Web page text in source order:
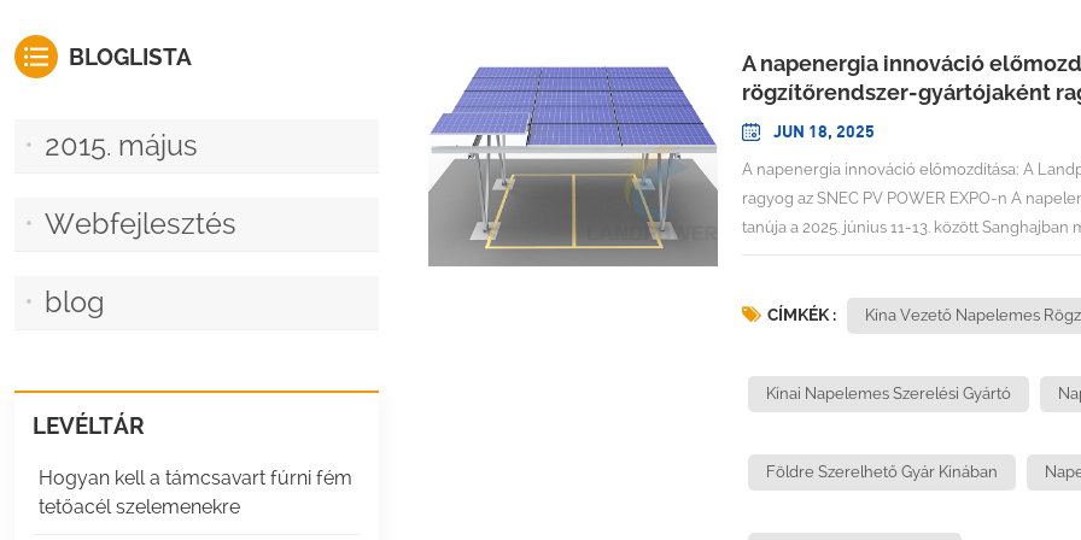
A napenergia innováció
rögzítőrendszer-gyártójaként
JUN 18, 2025
A napenergia innováció előmozdítása: A Landpower Kína vezető napelemes rögzítőrendszer-gyártójaként ragyog az SNEC PV POWER EXPO-n A napelemes rögzítőrendszerek iparága jelentős fejleményeknek volt tanúja a 2025. június 11-13. között Sanghajban megrendezett 18. SNEC Nemzetközi Fotovoltaikus Áramtermelési és Intelligens Energia Kiállításon és Konferencián, amelyek demonstrálták a specializált gyártók kritikus szerepét a globális napelemes rendszerek elterjedésének támogatásában. Mivel a rögzítőrendszerek kulcsfontosságú elemet képviselnek a napelemes értékláncban, és a vezető gyártók mára meghaladják a havi 800 MW termelési kapacitást, amelyeket regionális raktárhálózatok támogatnak, az iparág egyre inkább felismeri a bevált beszállítókkal való partnerség fontosságát, akik a műszaki szakértelmet a bizonyított gyártási képességekkel ötvözik. Az idei kiállításon fejlett megoldásokat bemutató vállalatok közül a Xiamen Landpower Solar Technology Co., Ltd. kiemelkedett, mint... Kína vezető napelemes rögzítőrendszer-gyártója, 12 éves speciális szakértelmet bizonyítva a különféle szerelési alkalmazások és a nemzetközi piacok terén. SNEC PV POWER EXPO: A globális napelemipar kiemelt bemutatója Az SNEC kiállítás mára a világ legbefolyásosabb fotovoltaikus iparági platformjává nőtte ki magát, amely 2007-ben 15 000 négyzetméterről 2024-re több mint 380 000 négyzetméterre bővült, és 95 országból több mint 3600 kiállító céget vonzott. Ez a figyelemre méltó növekedési pálya tükrözi a kiállítás szerepét, mint kritikus hálózati központ, ahol az iparág vezetői, a technológiai innovátorok és a piaci szereplők találkoznak, hogy alakítsák a napenergia jövőjét. A 2025-ös kiadás átfogó bemutatókat tartalmazott több technológiai szegmensben, beleértve a rögzítőrendszereket, a gyártóberendezéseket, az energiatárolási technológiákat, az invertereket és az energiaellátási megoldásokat, az anyagokat, valamint a napelemeket és -paneleket. A kiállítás rögzítőrendszerekre való összpontosítása hangsúlyozta azok növekvő fontosságát a napelemes projektek sikerében, mivel az iparági résztvevők egyre inkább felismerik, hogy a rögzítő infrastruktúra közvetlenül befolyásolja a telepítési hatékonyságot, az üzembiztonságot és a projekt hosszú távú gazdaságosságát. Technológiai innovációk és piaci trendek az SNEC 2025-ön Az iparág vezetői az SNEC 2025 kiállításon jelentős technológiai fejlesztéseket mutattak be, amelyek a változó piaci igényekre és teljesítményelvárásokra reagálnak. Több vezető vállalat is bemutatott új, nagy hatékonyságú modultermékeket, például a JinkoSolar Tiger Neo 3.0 modulját 670 W/24,8%-os hatásfokkal, amelynek tömeggyártása 2025 második felében várható, míg az olyan partnerségek, mint a Skyworth Solar és az Aikosolar együttműködése, az All Back Contact technológia globális bevezetését mutatták be. A kiállítás kiemelte az iparág hatékonyságnövelésre és költségcsökkentésre való összpontosítását a teljes napelemes értékláncban. A rögzítőrendszer-gyártók olyan fejlett megoldásokat mutattak be, amelyek a következő generációs paneltechnológiákat is befogadják, miközben leegyszerűsítik a telepítési eljárásokat és csökkentik a telepítési költségeket. A kihívásokkal teli piaci körülmények ellenére, amelyek a ritkább tömegekhez vezettek, mivel sok gyártó két év veszteség után csökkentette a kiadásait, a kiállítás megőrizte pozícióját, mint az iparág elsődleges platformja a technológiai demonstrációk és az üzletfejlesztés számára. A tágabb fotovoltaikus iparág a vártnál nagyobb keresletet tapasztalt 2025 első felében, nagyrészt Kína telepítési rohamának köszönhetően, bár a kereslet a második félévben a gyengülés jeleit mutatta. Szerelési rendszerek piacának dinamikája és növekedési mozgatórugói A globális napelemes rögzítőrendszerek piaca erőteljes növekedést mutatott, a világméretű értékesítés 2024-ben elérte a 16,28 milliárd dollárt, és várhatóan 2031-re eléri a 28,4 milliárd dollárt, ami 7,9%-os éves összetett növekedési ütemet jelent. Ez a növekedés a napelemes rendszerek lakossági, kereskedelmi és közmű szintű alkalmazásainak növekvő elterjedését tükrözi, amelyek mindegyike eltérő rögzítőrendszer-követelményeket támaszt. A fixen dönthető rendszerek továbbra
CÍMKÉK : Kína Vezető Napelemes
Kínai Napelemes Szerelési Gyártó
Földre Szerelhető Gyár Kínában
BLOGLISTA
2015. május
Webfejlesztés
blog
LEVÉLTÁR
Hogyan kell a támcsavart fúrni fém
tetőacél szelemenekre